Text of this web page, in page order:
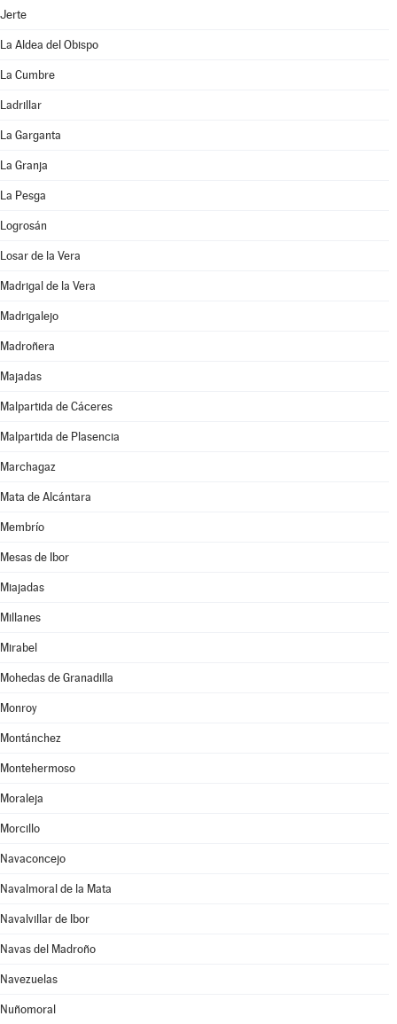
Jerte
La Aldea del Obispo
La Cumbre
Ladrillar
La Garganta
La Granja
La Pesga
Logrosán
Losar de la Vera
Madrigal de la Vera
Madrigalejo
Madroñera
Majadas
Malpartida de Cáceres
Malpartida de Plasencia
Marchagaz
Mata de Alcántara
Membrío
Mesas de Ibor
Miajadas
Millanes
Mirabel
Mohedas de Granadilla
Monroy
Montánchez
Montehermoso
Moraleja
Morcillo
Navaconcejo
Navalmoral de la Mata
Navalvillar de Ibor
Navas del Madroño
Navezuelas
Nuñomoral